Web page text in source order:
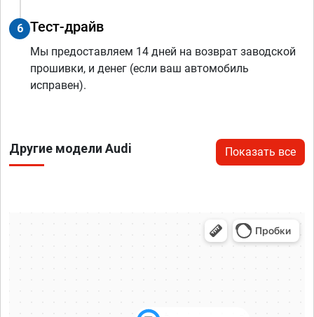
6 Тест-драйв
Мы предоставляем 14 дней на возврат заводской
прошивки, и денег (если ваш автомобиль
исправен).
Другие модели Audi Показать все